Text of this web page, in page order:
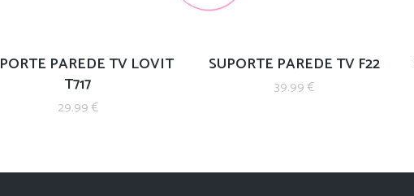
PAREDE TV LOVIT
T717
29.99 €
SUPORTE PAREDE TV F22
39.99 €